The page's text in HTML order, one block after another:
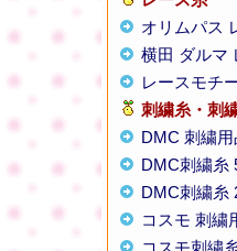
オリムパス
横田 ダルマ
レースモチ
刺繍糸・刺
DMC 刺繍用
DMC刺繍糸
DMC刺繍糸
コスモ 刺繍
コスモ刺繍